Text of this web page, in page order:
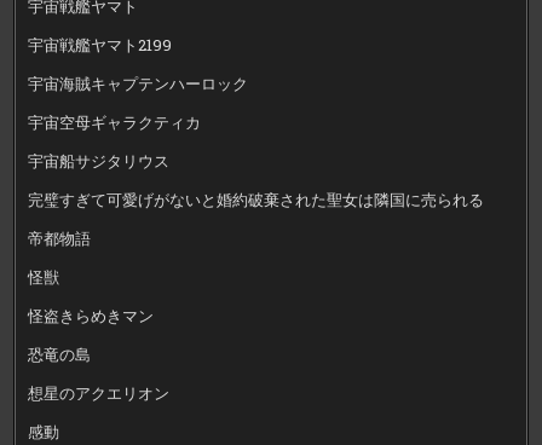
宇宙戦艦ヤマト
宇宙戦艦ヤマト2199
宇宙海賊キャプテンハーロック
宇宙空母ギャラクティカ
宇宙船サジタリウス
完璧すぎて可愛げがないと婚約破棄された聖女は隣国に売られる
帝都物語
怪獣
怪盗きらめきマン
恐竜の島
想星のアクエリオン
感動